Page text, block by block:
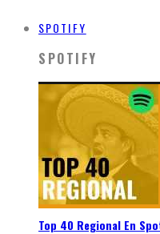
SPOTIFY
SPOTIFY
Top 40 Regional En